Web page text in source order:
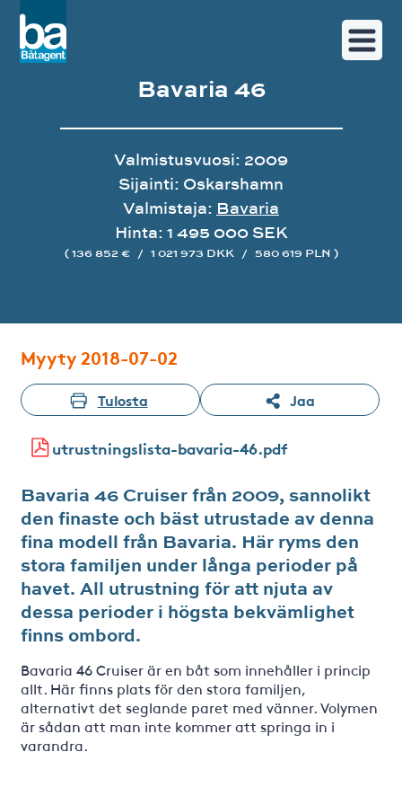
Bavaria 46
Valmistusvuosi: 2009
Sijainti: Oskarshamn
Valmistaja: Bavaria
Hinta: 1 495 000 SEK
( 136 852 € / 1 021 973 DKK / 580 619 PLN )
Myyty 2018-07-02
Tulosta Jaa
utrustningslista-bavaria-46.pdf
Bavaria 46 Cruiser från 2009, sannolikt
den finaste och bäst utrustade av denna
fina modell från Bavaria. Här ryms den
stora familjen under långa perioder på
havet. All utrustning för att njuta av
dessa perioder i högsta bekvämlighet
finns ombord.
Bavaria 46 Cruiser är en båt som innehåller i princip
allt. Här finns plats för den stora familjen,
alternativt det seglande paret med vänner. Volymen
är sådan att man inte kommer att springa in i
varandra.